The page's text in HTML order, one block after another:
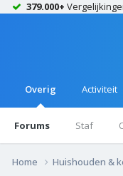
379.000+
Overig
Forums Staf
Activiteit
Home Huishouden &